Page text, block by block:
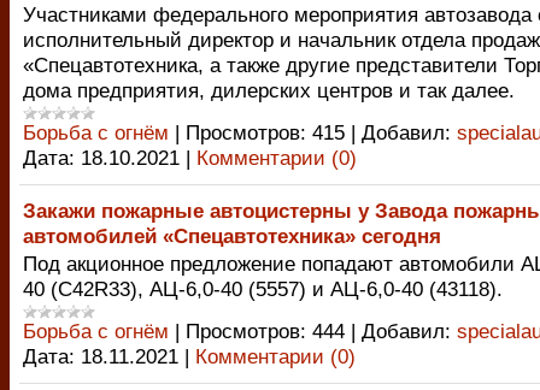
Участниками федерального мероприятия автозавода
исполнительный директор и начальник отдела
«Спецавтотехника, а также другие представители
дома предприятия, дилерских центров и так далее.
Борьба с огнём | Просмотров: 415 | Добавил:
Дата: 18.10.2021 | Комментарии (0)
Закажи пожарные автоцистерны у Завода
автомобилей «Спецавтотехника» сегодня
Под акционное предложение попадают автомобили
40 (C42R33), АЦ-6,0-40 (5557) и АЦ-6,0-40 (43118).
Борьба с огнём | Просмотров: 444 | Добавил:
Дата: 18.11.2021 | Комментарии (0)